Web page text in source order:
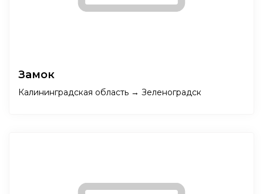
Замок
Калининградская область → Зеленоградск